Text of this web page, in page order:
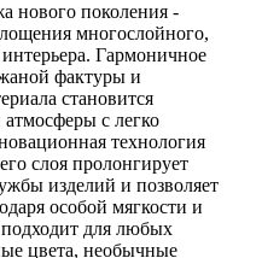
нового поколения -
многослойного,
Гармоничное
фактуры и
становится
с легко
технология
слоя пролонгирует
изделий и позволяет
особой мягкости и
для любых
цвета, необычные